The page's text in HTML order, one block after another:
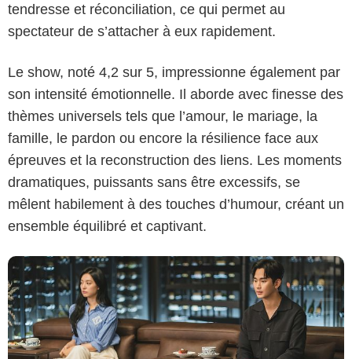
tendresse et réconciliation, ce qui permet au
spectateur de s’attacher à eux rapidement.
Le show, noté 4,2 sur 5, impressionne également par
son intensité émotionnelle. Il aborde avec finesse des
thèmes universels tels que l’amour, le mariage, la
famille, le pardon ou encore la résilience face aux
épreuves et la reconstruction des liens. Les moments
dramatiques, puissants sans être excessifs, se
mêlent habilement à des touches d’humour, créant un
ensemble équilibré et captivant.